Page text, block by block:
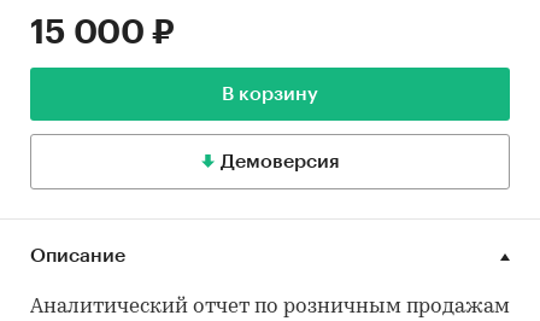
15 000 ₽
В корзину
Демоверсия
Описание
Аналитический отчет по розничным продажам